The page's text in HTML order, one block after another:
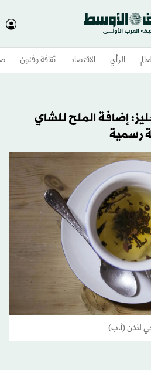
الرأي الاقتصاد ثقافة وفنون
إضافة الملح للشاي
رسمية
لندن (أ.ب)